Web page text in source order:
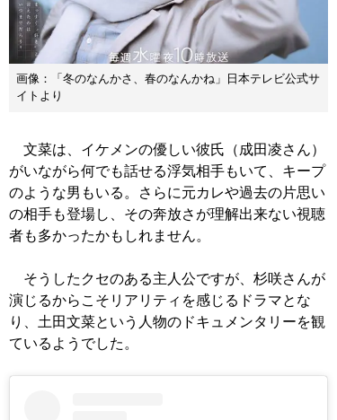
画像：「冬のなんかさ、春のなんかね」日本テレビ公式サ
イトより
文菜は、イケメンの優しい彼氏（成田凌さん）
がいながら何でも話せる浮気相手もいて、キープ
のような男もいる。さらに元カレや過去の片思い
の相手も登場し、その奔放さが理解出来ない視聴
者も多かったかもしれません。
そうしたクセのある主人公ですが、杉咲さんが
演じるからこそリアリティを感じるドラマとな
り、土田文菜という人物のドキュメンタリーを観
ているようでした。